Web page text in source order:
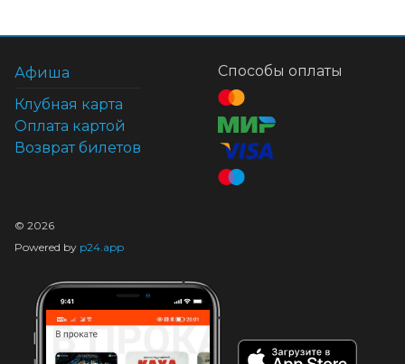
Афиша
Клубная карта
Оплата картой
Возврат билетов
Способы оплаты
© 2026
Powered by p24.app